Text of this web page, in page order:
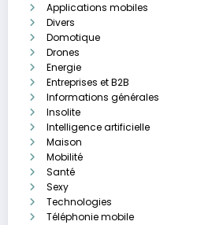
Applications mobiles
Divers
Domotique
Drones
Energie
Entreprises et B2B
Informations générales
Insolite
Intelligence artificielle
Maison
Mobilité
Santé
Sexy
Technologies
Téléphonie mobile